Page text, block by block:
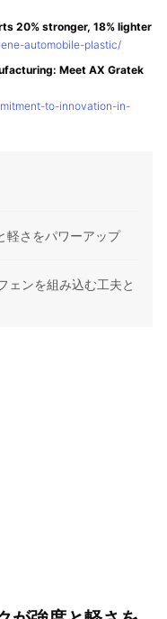
20% stronger, 18% lighter
automobile-plastic/
Meet AX Gratek
to-innovation-in-
軽さをパワーアップ
ェンを組み込む工夫と